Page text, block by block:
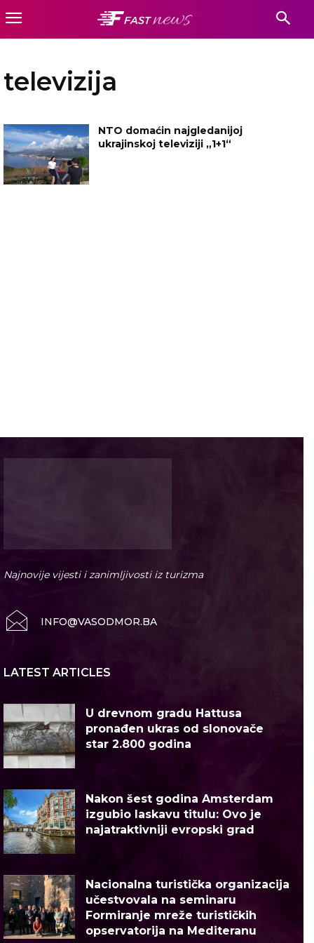
televizija
NTO domaćin najgledanijoj
ukrajinskoj televiziji „1+1“
Najnovije vijesti i zanimljivosti iz turizma
INFO@VASODMOR.BA
LATEST ARTICLES
U drevnom gradu Hattusa
pronađen ukras od slonovače
star 2.800 godina
Nakon šest godina Amsterdam
izgubio laskavu titulu: Ovo je
najatraktivniji evropski grad
Nacionalna turistička organizacija
učestvovala na seminaru
Formiranje mreže turističkih
opservatorija na Mediteranu